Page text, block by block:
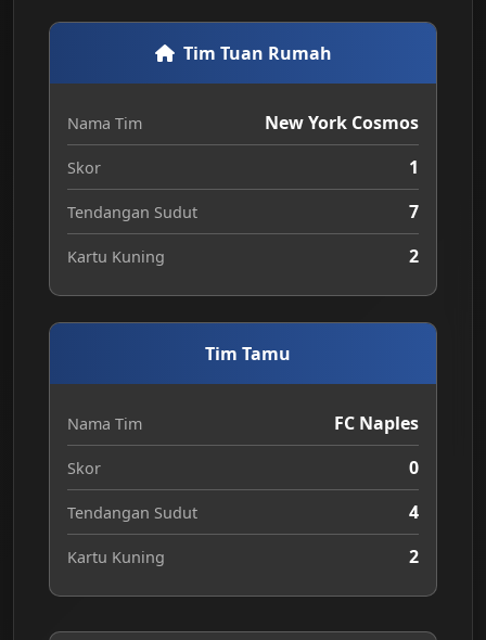
Tim Tuan Rumah
Nama Tim New York Cosmos
Skor 1
Tendangan Sudut 7
Kartu Kuning 2
Tim Tamu
Nama Tim FC Naples
Skor 0
Tendangan Sudut 4
Kartu Kuning 2